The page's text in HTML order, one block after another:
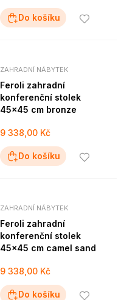
Do košíku
ZAHRADNÍ NÁBYTEK
Feroli zahradní
konferenční stolek
45x45 cm bronze
9 338,00 Kč
Do košíku
ZAHRADNÍ NÁBYTEK
Feroli zahradní
konferenční stolek
45x45 cm camel sand
9 338,00 Kč
Do košíku